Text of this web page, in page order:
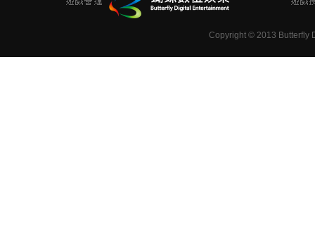
Copyright © 2013 Butterfly